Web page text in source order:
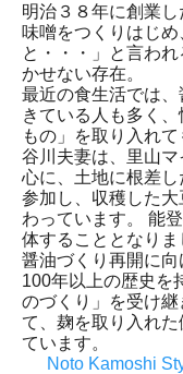
明治３８年に創業
味噌をつくりはじ
と・・・」と言わ
かせない存在。
最近の食生活では
きている人も多く
もの」を取り入れ
谷川夫妻は、里山
心に、土地に根差
参加し、収穫した
わっています。 能
体することとなり
醤油づくり再開に向
100年以上の歴史を
のづくり」を受け
て、麹を取り入れ
ています。
Noto Kamoshi